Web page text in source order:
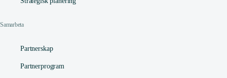
Samarbeta
Partnerskap
Partnerprogram